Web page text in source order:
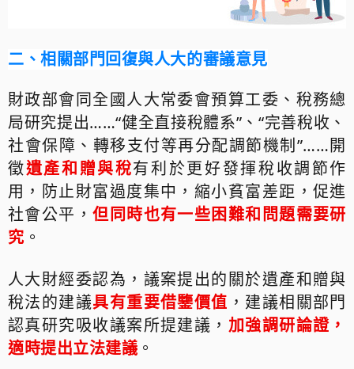
二、相關部門回復與人大的審議意見
財政部會同全國人大常委會預算工委、稅務總
局研究提出……“健全直接稅體系” 、“完善稅收、
社會保障、轉移支付等再分配調節機制 ”……開
徵遺產和贈與稅有利於更好發揮稅收調節作
用，防止財富過度集中，縮小貧富差距，促進
社會公平，但同時也有一些困難和問題需要研
究 。
人大財經委認為，議案提出的關於遺產和贈與
稅法的建議具有重要借鑒價值 ，建議相關部門
認真研究吸收議案所提建議， 加強調研論證，
適時提出立法建議 。